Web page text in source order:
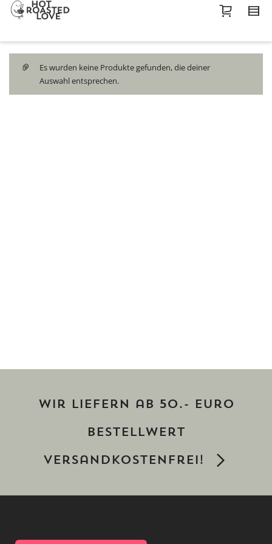
Es wurden keine Produkte gefunden, die deiner
Auswahl entsprechen.
Wir liefern ab 50.- Euro
Bestellwert
versandkostenfrei!